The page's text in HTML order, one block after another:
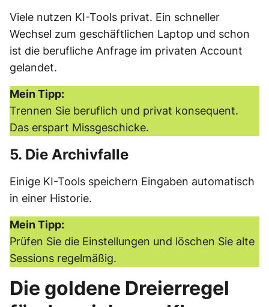
Viele nutzen KI-Tools privat. Ein schneller
Wechsel zum geschäftlichen Laptop und schon
ist die berufliche Anfrage im privaten Account
gelandet.
Mein Tipp:
Trennen Sie beruflich und privat konsequent.
Das erspart Missgeschicke.
5. Die Archivfalle
Einige KI-Tools speichern Eingaben automatisch
in einer Historie.
Mein Tipp:
Prüfen Sie die Einstellungen und löschen Sie alte
Sessions regelmäßig.
Die goldene Dreierregel